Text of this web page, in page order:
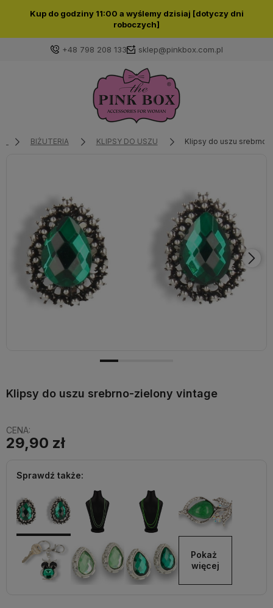
Kup do godziny 11:00 a wyślemy dzisiaj [dotyczy dni
roboczych]
+48 798 208 133 sklep@pinkbox.com.pl
Zaloguj się
Wybierz coś dla siebie z naszej aktualnej oferty lub
zaloguj się, aby przywrócić dodane produkty do listy
z poprzedniej sesji.
BIŻUTERIA KLIPSY DO USZU Klipsy do uszu
Klipsy do uszu srebrno-zielony vintage
CENA:
29,90 zł
Sprawdź także:
Pokaż
więcej